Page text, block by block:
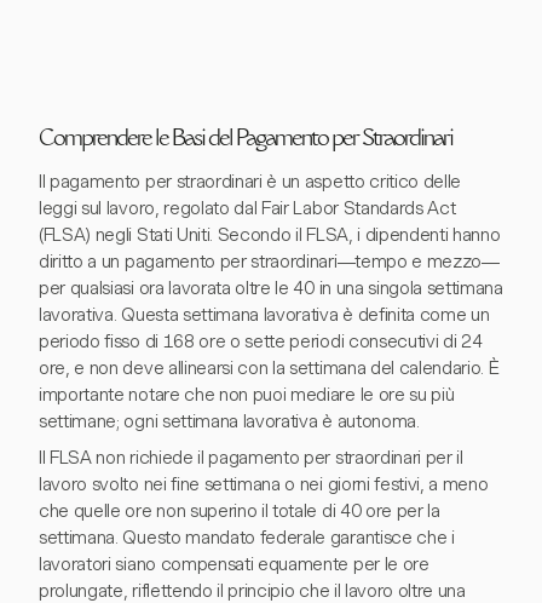
Comprendere le Basi del Pagamento per Straordinari
Il pagamento per straordinari è un aspetto critico delle
leggi sul lavoro, regolato dal Fair Labor Standards Act
(FLSA) negli Stati Uniti. Secondo il FLSA, i dipendenti hanno
diritto a un pagamento per straordinari—tempo e mezzo—
per qualsiasi ora lavorata oltre le 40 in una singola settimana
lavorativa. Questa settimana lavorativa è definita come un
periodo fisso di 168 ore o sette periodi consecutivi di 24
ore, e non deve allinearsi con la settimana del calendario. È
importante notare che non puoi mediare le ore su più
settimane; ogni settimana lavorativa è autonoma.
Il FLSA non richiede il pagamento per straordinari per il
lavoro svolto nei fine settimana o nei giorni festivi, a meno
che quelle ore non superino il totale di 40 ore per la
settimana. Questo mandato federale garantisce che i
lavoratori siano compensati equamente per le ore
prolungate, riflettendo il principio che il lavoro oltre una